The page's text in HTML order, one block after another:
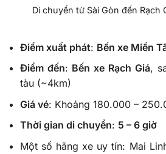
Di chuyển từ Sài Gòn đến Rạch
Điểm xuất phát: Bến xe Miền
Điểm đến: Bến xe Rạch Giá,
tàu (~4km)
Giá vé: Khoảng 180.000 –
Thời gian di chuyển: 5 – 6 giờ
Một số hãng xe uy tín: Mai